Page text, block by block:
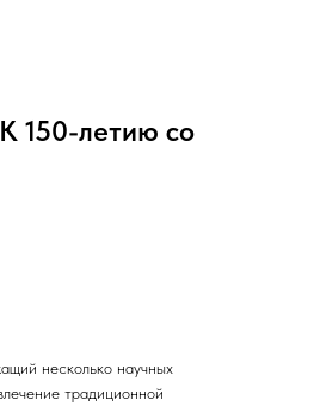
150-летию со
несколько научных
традиционной